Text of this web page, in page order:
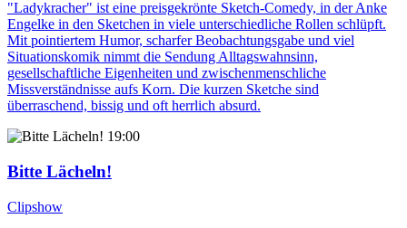
"Ladykracher" ist eine preisgekrönte Sketch-Comedy, in der Anke
Engelke in den Sketchen in viele unterschiedliche Rollen schlüpft.
Mit pointiertem Humor, scharfer Beobachtungsgabe und viel
Situationskomik nimmt die Sendung Alltagswahnsinn,
gesellschaftliche Eigenheiten und zwischenmenschliche
Missverständnisse aufs Korn. Die kurzen Sketche sind
überraschend, bissig und oft herrlich absurd.
19:00
Bitte Lächeln!
Clipshow